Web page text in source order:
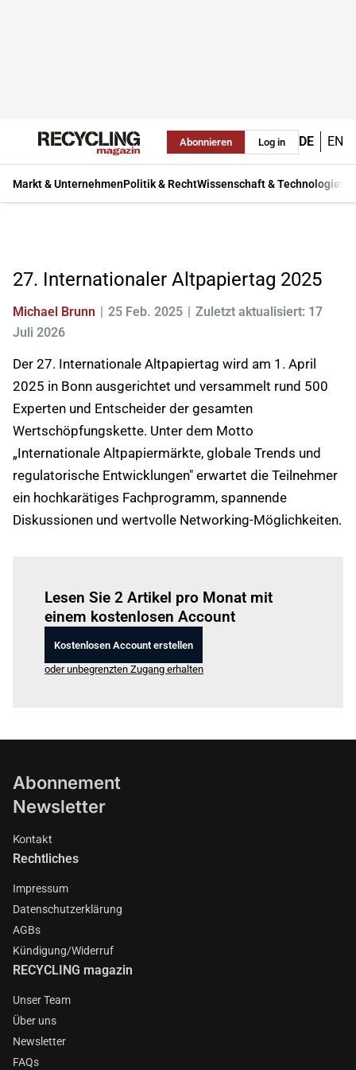
Abonnieren Log in DE EN
Markt & UnternehmenPolitik & RechtWissenschaft & Technologie
27. Internationaler Altpapiertag 2025
Michael Brunn 25 Feb. 2025
Zuletzt aktualisiert: 17
Juli 2026
Der 27. Internationale Altpapiertag wird am 1. April
2025 in Bonn ausgerichtet und versammelt rund 500
Experten und Entscheider der gesamten
Wertschöpfungskette. Unter dem Motto
„Internationale Altpapiermärkte, globale Trends und
regulatorische Entwicklungen" erwartet die Teilnehmer
ein hochkarätiges Fachprogramm, spannende
Diskussionen und wertvolle Networking-Möglichkeiten.
Lesen Sie 2 Artikel pro Monat mit
einem kostenlosen Account
Kostenlosen Account erstellen
oder unbegrenzten Zugang erhalten
Abonnement
Newsletter
Kontakt
Rechtliches
Impressum
Datenschutzerklärung
AGBs
Kündigung/Widerruf
RECYCLING magazin
Unser Team
Über uns
Newsletter
FAQs